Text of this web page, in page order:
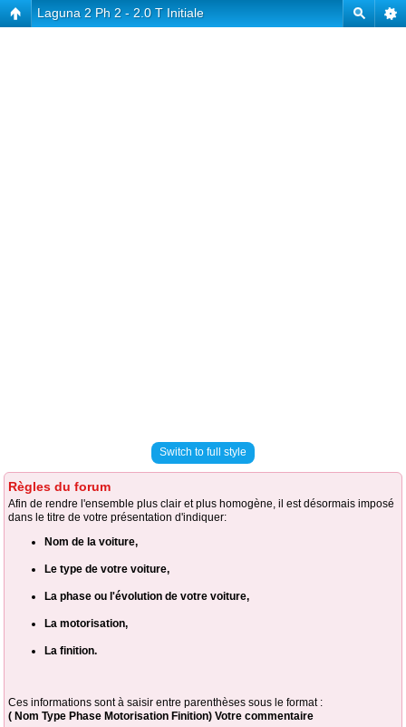
Laguna 2 Ph 2 - 2.0 T Initiale
Switch to full style
Règles du forum
Afin de rendre l'ensemble plus clair et plus homogène, il est désormais imposé
dans le titre de votre présentation d'indiquer:
Nom de la voiture,
Le type de votre voiture,
La phase ou l'évolution de votre voiture,
La motorisation,
La finition.
Ces informations sont à saisir entre parenthèses sous le format :
( Nom Type Phase Motorisation Finition) Votre commentaire